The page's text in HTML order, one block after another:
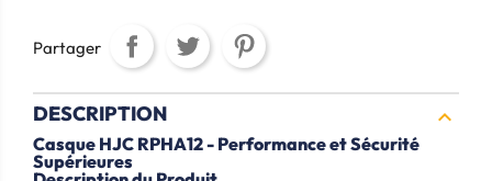
Partager
DESCRIPTION 
Casque HJC RPHA12 - Performance et Sécurité
Supérieures